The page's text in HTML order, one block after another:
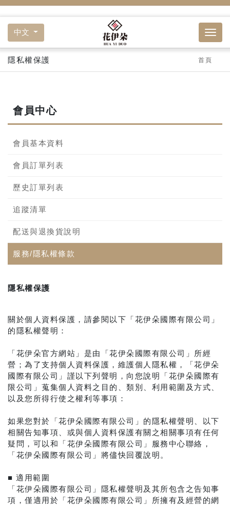
中文
隱私權保護 首頁
會員中心
會員基本資料
會員訂單列表
歷史訂單列表
追蹤清單
配送與退換貨說明
服務/隱私權條款
隱私權保護
關於個人資料保護，請參閱以下「花伊朵國際有限公司」
的隱私權聲明：
「花伊朵官方網站」是由「花伊朵國際有限公司」所經
營；為了支持個人資料保護，維護個人隱私權，「花伊朵
國際有限公司」謹以下列聲明，向您說明「花伊朵國際有
限公司」蒐集個人資料之目的、類別、利用範圍及方式、
以及您所得行使之權利等事項：
如果您對於「花伊朵國際有限公司」的隱私權聲明、以下
相關告知事項、或與個人資料保護有關之相關事項有任何
疑問，可以和「花伊朵國際有限公司」服務中心聯絡，
「花伊朵國際有限公司」將儘快回覆說明。
■ 適用範圍
「花伊朵國際有限公司」隱私權聲明及其所包含之告知事
項，僅適用於「花伊朵國際有限公司」所擁有及經營的網